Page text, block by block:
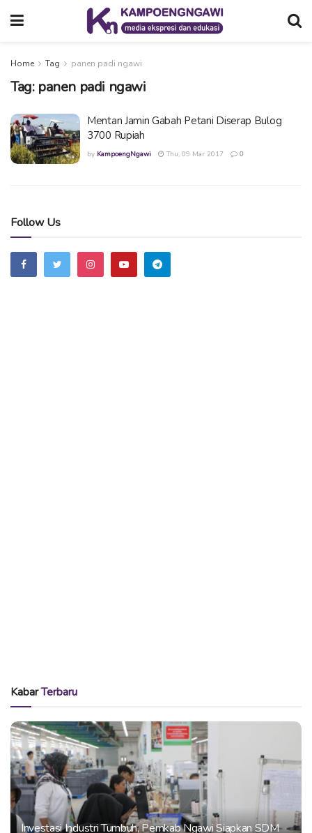
Home Tag panen padi ngawi
Tag: panen padi ngawi
Mentan Jamin Gabah Petani Diserap Bulog
3700 Rupiah
by KampoengNgawi Thu, 09 Mar 2017 0
Follow Us
KabarTerbaru
Investasi Industri Tumbuh, Pemkab Ngawi Siapkan SDM